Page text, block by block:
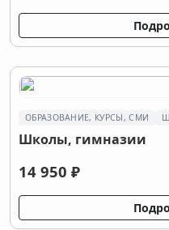
ОБРАЗОВАНИЕ, КУРСЫ, СМИ
Школы, гимназии
14 950 ₽